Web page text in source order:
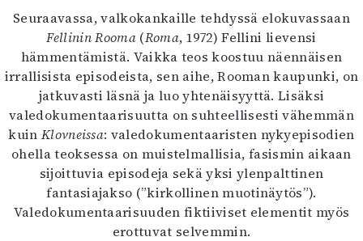
Seuraavassa, valkokankaille tehdyssä elokuvassaan
Fellinin Rooma(Roma, 1972) Fellini lievensi
hämmentämistä. Vaikka teos koostuu näennäisen
irrallisista episodeista, sen aihe, Rooman kaupunki, on
jatkuvasti läsnä ja luo yhtenäisyyttä. Lisäksi
valedokumentaarisuutta on suhteellisesti vähemmän
kuin Klovneissa: valedokumentaaristen nykyepisodien
ohella teoksessa on muistelmallisia, fasismin aikaan
sijoittuvia episodeja sekä yksi ylenpalttinen
fantasiajakso (”kirkollinen muotinäytös”).
Valedokumentaarisuuden fiktiiviset elementit myös
erottuvat selvemmin.